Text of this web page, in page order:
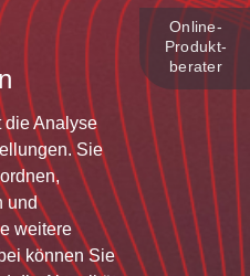
die Analyse
Sie
und
weitere
können Sie
Online-
Produkt­
berater